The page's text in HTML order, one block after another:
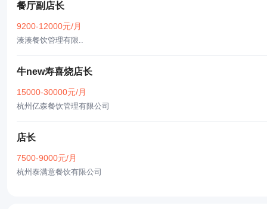
餐厅副店长
9200-12000元/月
湊湊餐饮管理有限..
牛new寿喜烧店长
15000-30000元/月
杭州亿森餐饮管理有限公司
店长
7500-9000元/月
杭州泰满意餐饮有限公司